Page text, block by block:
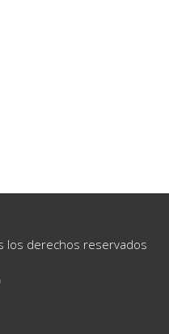
los derechos reservados